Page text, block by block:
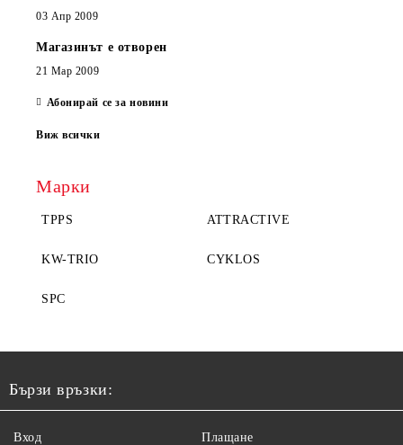
03 Апр 2009
Магазинът е отворен
21 Мар 2009
Абонирай се за новини
Виж всички
Марки
TPPS ATTRACTIVE
KW-TRIO CYKLOS
SPC
Бързи връзки:
Вход Плащане